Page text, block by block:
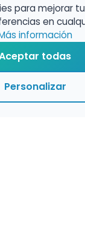
en España
alertas de
con
para mejorar
en
información
todas
Personalizar